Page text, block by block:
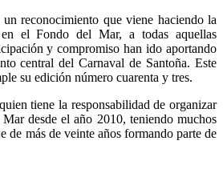
reconocimiento que viene haciendo la
el Fondo del Mar, a todas aquellas
y compromiso han ido aportando
central del Carnaval de Santoña. Este
su edición número cuarenta y tres.
tiene la responsabilidad de organizar
desde el año 2010, teniendo muchos
de más de veinte años formando parte de